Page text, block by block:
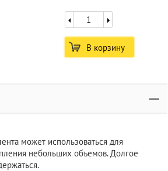
В корзину
может использоваться для
небольших объемов. Долгое